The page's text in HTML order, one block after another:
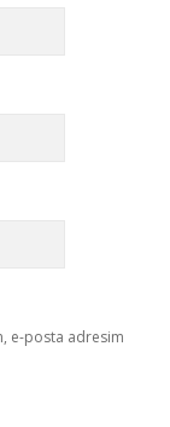
e-posta adresim